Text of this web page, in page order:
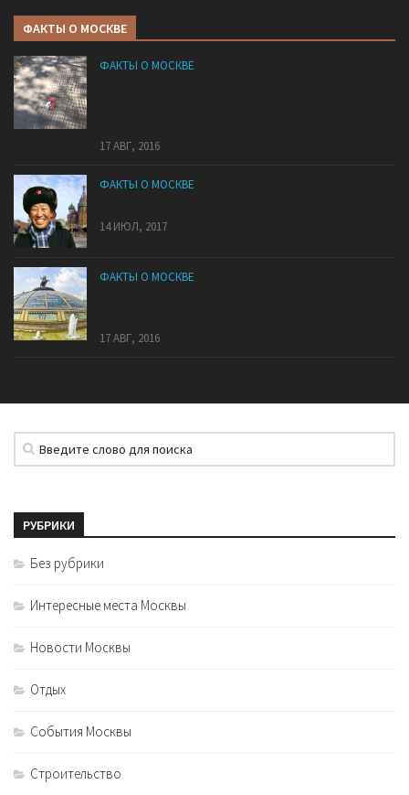
ФАКТЫ О МОСКВЕ
ФАКТЫ О МОСКВЕ
17 АВГ, 2016
ФАКТЫ О МОСКВЕ
14 ИЮЛ, 2017
ФАКТЫ О МОСКВЕ
17 АВГ, 2016
РУБРИКИ
Без рубрики
Интересные места Москвы
Новости Москвы
Отдых
События Москвы
Строительство